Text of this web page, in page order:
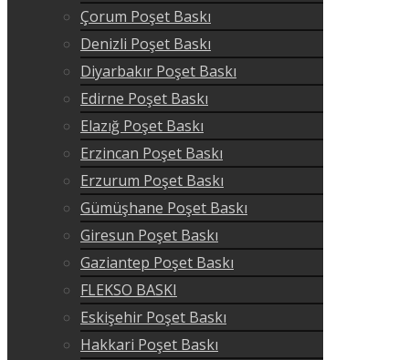
Çorum Poşet Baskı
Denizli Poşet Baskı
Diyarbakır Poşet Baskı
Edirne Poşet Baskı
Elazığ Poşet Baskı
Erzincan Poşet Baskı
Erzurum Poşet Baskı
Gümüşhane Poşet Baskı
Giresun Poşet Baskı
Gaziantep Poşet Baskı
FLEKSO BASKI
Eskişehir Poşet Baskı
Hakkari Poşet Baskı